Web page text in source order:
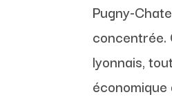
Pugny-
concentrée.
lyonnais,